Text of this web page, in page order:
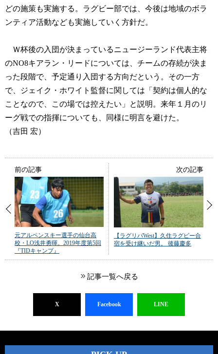
どの施策も実施する。ラグビー部では、今後は地域のボラ
ンティア活動なども実施していく方針だ。
Ｗ杯後の入団が決まっているニュージーランド代表主将
のNO8キアラン・リードについては、チームの存続が決ま
った段階で、予定通り入団する方向だという。その一方
で、ジェイク・ホワイト監督に関しては「契約は個人的な
ことなので、この場では控えたい」と説明。来年１月のリ
ーグ戦での指揮についても、同様に明言を避けた。
（吉田 宏）
前の記事
元アルペンスキー選手の仙台高
校・LO浅井勇暉。2019年度第5回
『TIDキャンプ』
次の記事
【ラグリパWest】久住ラグビー合
宿を受け継いだ男。 後藤慶多
記事一覧へ戻る
X Facebook LINE